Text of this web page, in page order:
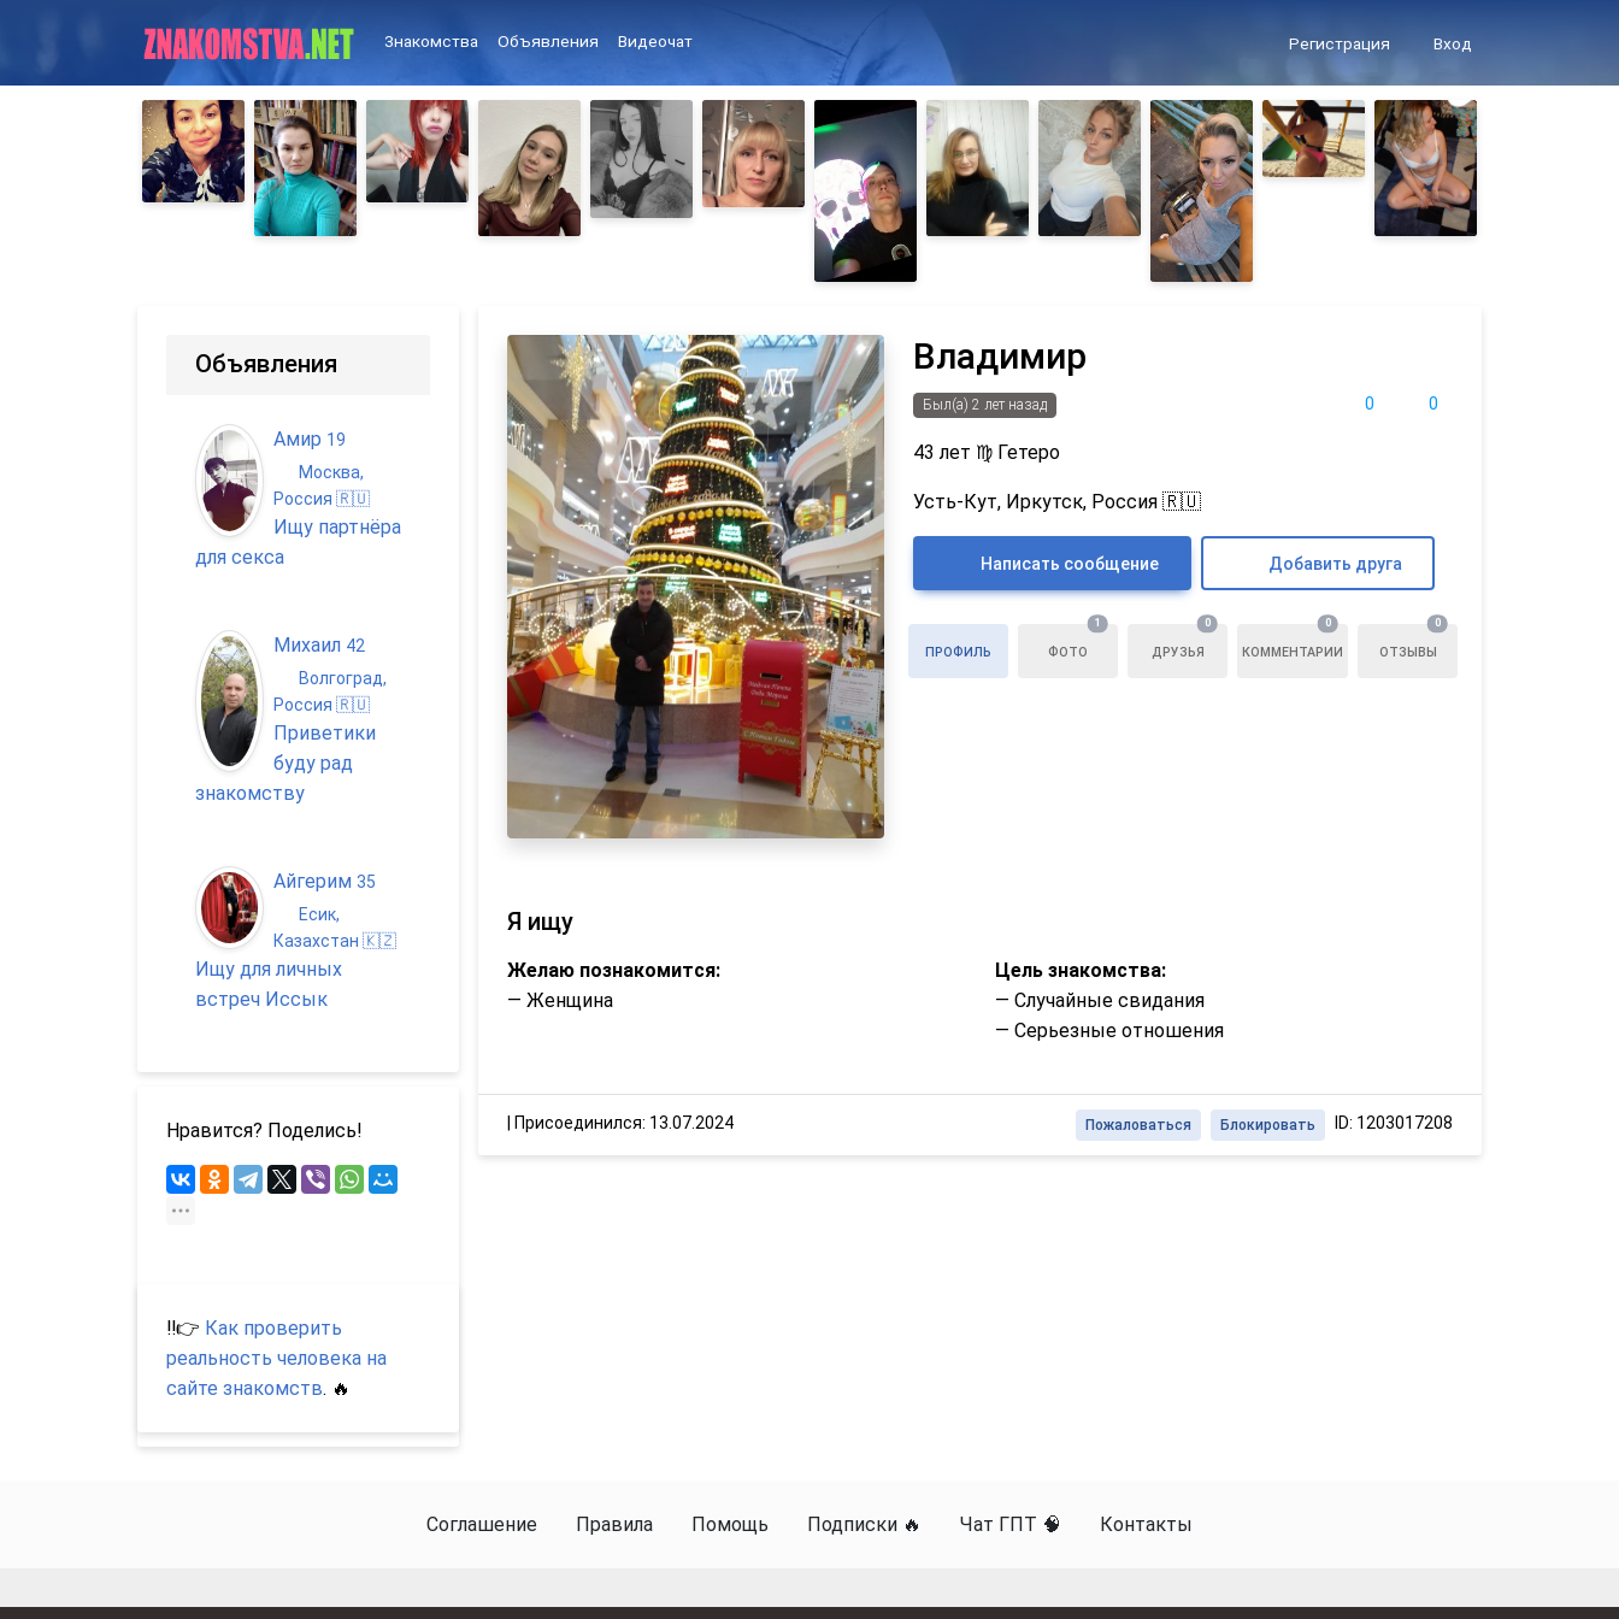
Знакомства Объявления Видеочат Регистрация Вход
Владимир
0 0
Был(а) 2 лет назад
43 лет ♍ Гетеро
Усть-Кут, Иркутск, Россия 🇷🇺
Написать сообщение Добавить друга
ПРОФИЛЬ ФОТО
1
ДРУЗЬЯ
0
КОММЕНТАРИИ
0
ОТЗЫВЫ
0
Я ищу
Желаю познакомится:
— Женщина
Цель знакомства:
— Случайные свидания
— Серьезные отношения
Присоединился: 13.07.2024 ID: 1203017208
Блокировать
Пожаловаться
Объявления
Амир 19
Москва,
Россия 🇷🇺
Ищу партнёра
для секса
Михаил 42
Волгоград,
Россия 🇷🇺
Приветики
буду рад
знакомству
Айгерим 35
Есик,
Казахстан 🇰🇿
Ищу для личных
встреч Иссык
Нравится? Поделись!
‼️👉 Как проверить
реальность человека на
сайте знакомств. 🔥
Соглашение Правила Помощь Подписки 🔥 Чат ГПТ 🧠 Контакты